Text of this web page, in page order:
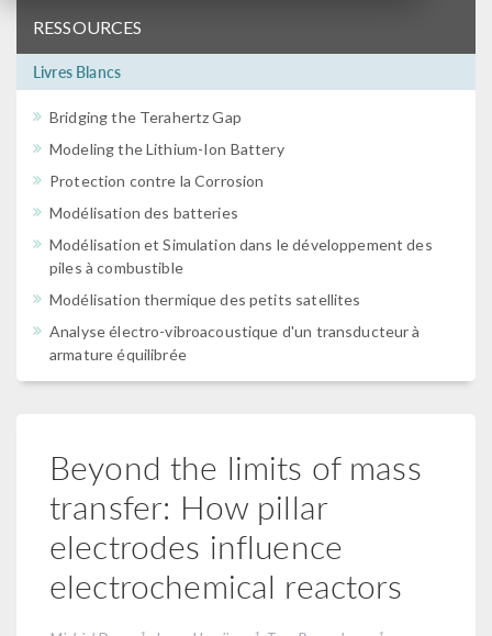
RESSOURCES
Livres Blancs
Bridging the Terahertz Gap
Modeling the Lithium-Ion Battery
Protection contre la Corrosion
Modélisation des batteries
Modélisation et Simulation dans le développement des
piles à combustible
Modélisation thermique des petits satellites
Analyse électro-vibroacoustique d'un transducteur à
armature équilibrée
Beyond the limits of mass
transfer: How pillar
electrodes influence
electrochemical reactors